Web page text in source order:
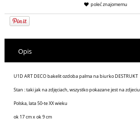
poleć znajomemu
Opis
U1D ART DECO bakelit ozdoba palma na biurko DESTRUKT
Stan : taki jak na zdjęciach, wszystko pokazane jest na zdjeciu
Polska, lata 50-te XX wieku
ok 17 cm x ok 9 cm